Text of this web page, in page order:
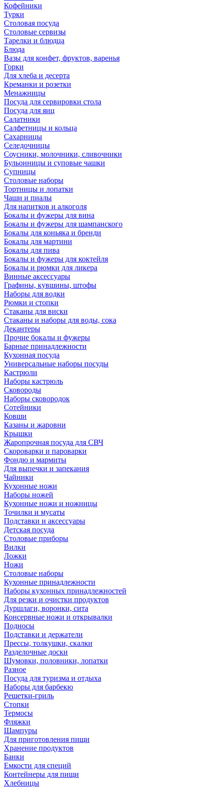
Кофейники
Турки
Столовая посуда
Столовые сервизы
Тарелки и блюдца
Блюда
Вазы для конфет, фруктов, варенья
Горки
Для хлеба и десерта
Креманки и розетки
Менажницы
Посуда для сервировки стола
Посуда для яиц
Салатники
Салфетницы и кольца
Сахарницы
Селедочницы
Соусники, молочники, сливочники
Бульонницы и суповые чашки
Супницы
Столовые наборы
Тортницы и лопатки
Чаши и пиалы
Для напитков и алкоголя
Бокалы и фужеры для вина
Бокалы и фужеры для шампанского
Бокалы для коньяка и бренди
Бокалы для мартини
Бокалы для пива
Бокалы и фужеры для коктейля
Бокалы и рюмки для ликера
Винные аксессуары
Графины, кувшины, штофы
Наборы для водки
Рюмки и стопки
Стаканы для виски
Стаканы и наборы для воды, сока
Декантеры
Прочие бокалы и фужеры
Барные принадлежности
Кухонная посуда
Универсальные наборы посуды
Кастрюли
Наборы кастрюль
Сковороды
Наборы сковородок
Сотейники
Ковши
Казаны и жаровни
Крышки
Жаропрочная посуда для СВЧ
Скороварки и пароварки
Фондю и мармиты
Для выпечки и запекания
Чайники
Кухонные ножи
Наборы ножей
Кухонные ножи и ножницы
Точилки и мусаты
Подставки и аксессуары
Детская посуда
Столовые приборы
Вилки
Ложки
Ножи
Столовые наборы
Кухонные принадлежности
Наборы кухонных принадлежностей
Для резки и очистки продуктов
Дуршлаги, воронки, сита
Консервные ножи и открывалки
Подносы
Подставки и держатели
Прессы, толкушки, скалки
Разделочные доски
Шумовки, половники, лопатки
Разное
Посуда для туризма и отдыха
Наборы для барбекю
Решетки-гриль
Стопки
Термосы
Фляжки
Шампуры
Для приготовления пищи
Хранение продуктов
Банки
Емкости для специй
Контейнеры для пищи
Хлебницы